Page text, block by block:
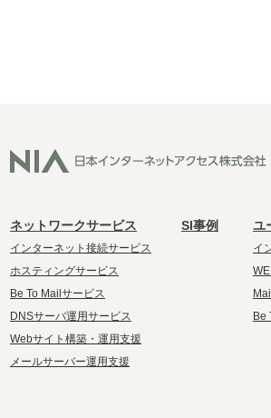
ネットワークサービス
インターネット接続サービス
ホスティングサービス
Be To Mailサービス
DNSサーバ運用サービス
Webサイト構築・運用支援
メールサーバー運用支援
SI事例 ユ
イ
Be